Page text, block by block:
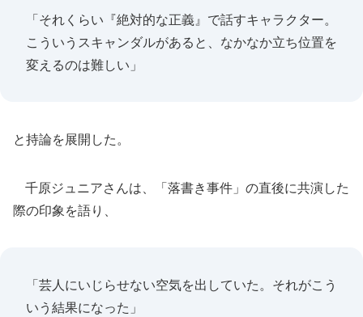
「それくらい『絶対的な正義』で話すキャラクター。
こういうスキャンダルがあると、なかなか立ち位置を
変えるのは難しい」
と持論を展開した。
千原ジュニアさんは、「落書き事件」の直後に共演した
際の印象を語り、
「芸人にいじらせない空気を出していた。それがこう
いう結果になった」